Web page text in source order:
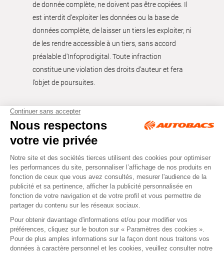
de donnée complète, ne doivent pas être copiées. Il
est interdit d’exploiter les données ou la base de
données complète, de laisser un tiers les exploiter, ni
de les rendre accessible à un tiers, sans accord
préalable d'Infoprodigital. Toute infraction
constitue une violation des droits d’auteur et fera
l’objet de poursuites.
Tous droits réservés © Autobacs
Mentions légales RGPD
Cookies CGV